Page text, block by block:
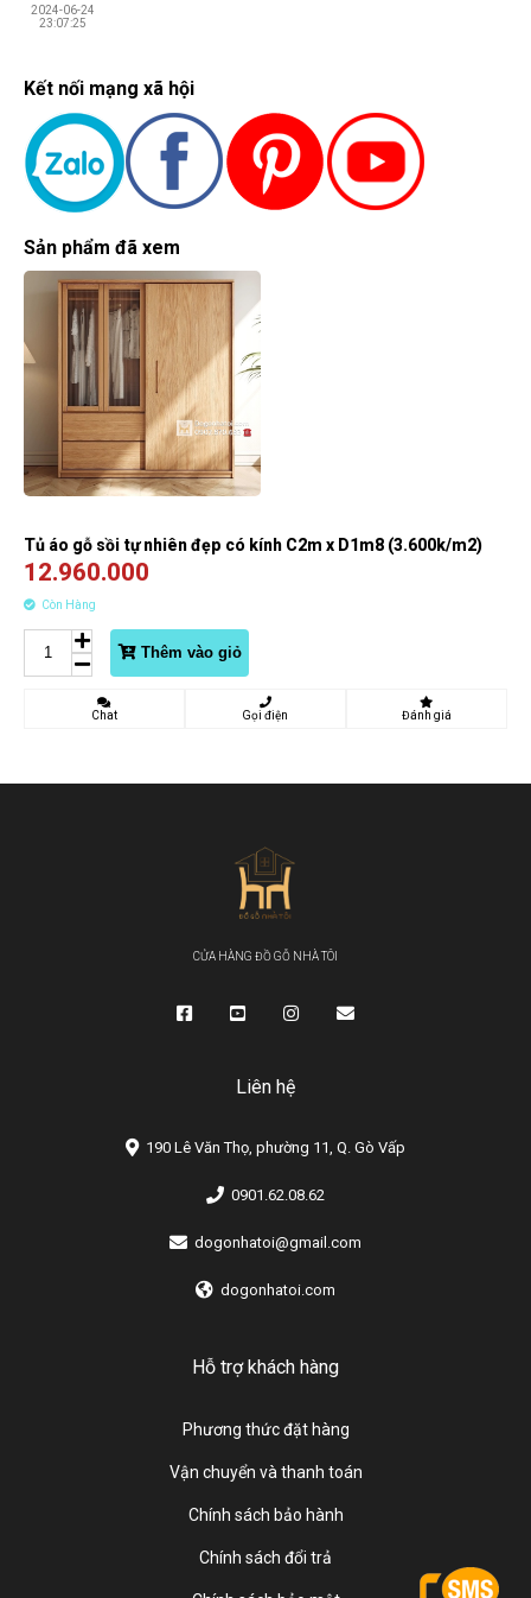
2024-06-24
23:07:25
Kết nối mạng xã hội
Sản phẩm đã xem
Tủ áo gỗ sồi tự nhiên đẹp có kính C2m x D1m8 (3.600k/m2)
12.960.000
Còn Hàng
Thêm vào giỏ
Chat Gọi điện Đánh giá
CỬA HÀNG ĐỒ GỖ NHÀ TÔI
Liên hệ
190 Lê Văn Thọ, phường 11, Q. Gò Vấp
0901.62.08.62
dogonhatoi@gmail.com
dogonhatoi.com
Hỗ trợ khách hàng
Phương thức đặt hàng
Vận chuyển và thanh toán
Chính sách bảo hành
Chính sách đổi trả